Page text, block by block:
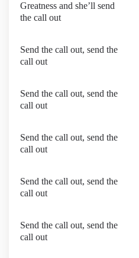
Greatness and she’ll send
the call out
Send the call out, send the
call out
Send the call out, send the
call out
Send the call out, send the
call out
Send the call out, send the
call out
Send the call out, send the
call out